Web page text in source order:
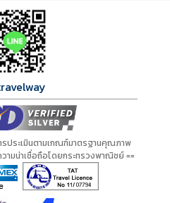
รประเมินตามเกณฑ์มาตรฐานคุณภาพ
ามน่าเชื่อถือโดยกระทรวงพาณิชย์ ==